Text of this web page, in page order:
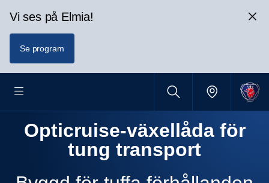
Vi ses på Elmia!
Se program
Opticruise-​växellåda för
tung trans­port